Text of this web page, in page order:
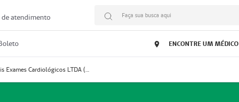
de atendimento Faça sua busca aqui
ENCONTRE UM MÉDICO
Prestador Decordis Exames Cardiológicos LTDA (51004347-4)